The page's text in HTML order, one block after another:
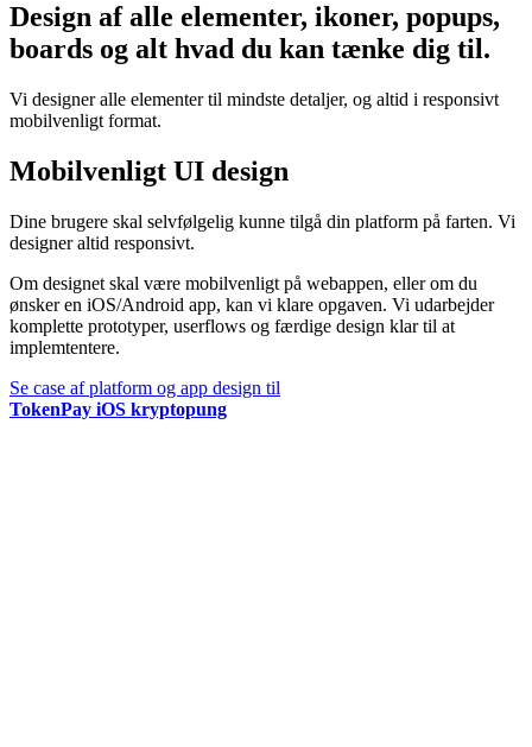
Design af alle elementer, ikoner, popups,
boards og alt hvad du kan tænke dig til.
Vi designer alle elementer til mindste detaljer, og altid i responsivt
mobilvenligt format.
Mobilvenligt UI design
Dine brugere skal selvfølgelig kunne tilgå din platform på farten. Vi
designer altid responsivt.
Om designet skal være mobilvenligt på webappen, eller om du
ønsker en iOS/Android app, kan vi klare opgaven. Vi udarbejder
komplette prototyper, userflows og færdige design klar til at
implemtentere.
Se case af platform og app design til
TokenPay iOS kryptopung